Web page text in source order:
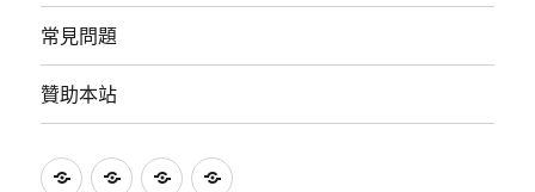
常見問題
贊助本站
115 115 常 贊